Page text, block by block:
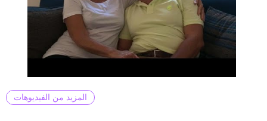
المزيد من الفيديوهات